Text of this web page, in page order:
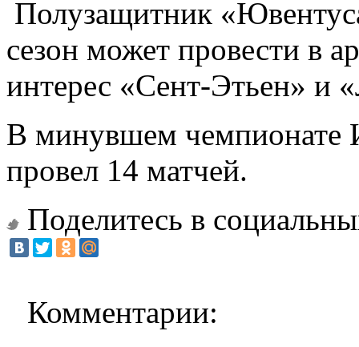
Полузащитник
сезон может провести в
интерес «Сент-Этьен» и
В минувшем чемпионате
провел 14 матчей.
Поделитесь в
Комментарии: